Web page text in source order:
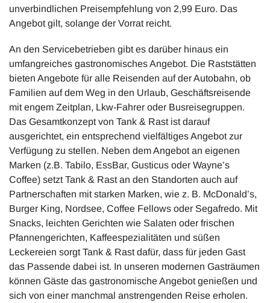
unverbindlichen Preisempfehlung von 2,99 Euro. Das
Angebot gilt, solange der Vorrat reicht.
An den Servicebetrieben gibt es darüber hinaus ein
umfangreiches gastronomisches Angebot. Die Raststätten
bieten Angebote für alle Reisenden auf der Autobahn, ob
Familien auf dem Weg in den Urlaub, Geschäftsreisende
mit engem Zeitplan, Lkw-Fahrer oder Busreisegruppen.
Das Gesamtkonzept von Tank & Rast ist darauf
ausgerichtet, ein entsprechend vielfältiges Angebot zur
Verfügung zu stellen. Neben dem Angebot an eigenen
Marken (z.B. Tabilo, EssBar, Gusticus oder Wayne’s
Coffee) setzt Tank & Rast an den Standorten auch auf
Partnerschaften mit starken Marken, wie z. B. McDonald’s,
Burger King, Nordsee, Coffee Fellows oder Segafredo. Mit
Snacks, leichten Gerichten wie Salaten oder frischen
Pfannengerichten, Kaffeespezialitäten und süßen
Leckereien sorgt Tank & Rast dafür, dass für jeden Gast
das Passende dabei ist. In unseren modernen Gasträumen
können Gäste das gastronomische Angebot genießen und
sich von einer manchmal anstrengenden Reise erholen.